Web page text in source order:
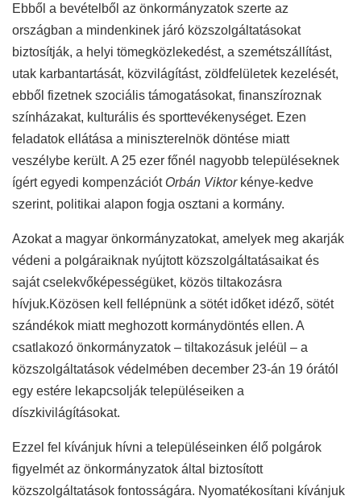
Ebből a bevételből az önkormányzatok szerte az
országban a mindenkinek járó közszolgáltatásokat
biztosítják, a helyi tömegközlekedést, a szemétszállítást,
utak karbantartását, közvilágítást, zöldfelületek kezelését,
ebből fizetnek szociális támogatásokat, finanszíroznak
színházakat, kulturális és sporttevékenységet. Ezen
feladatok ellátása a miniszterelnök döntése miatt
veszélybe került. A 25 ezer főnél nagyobb településeknek
ígért egyedi kompenzációt Orbán Viktor kénye-kedve
szerint, politikai alapon fogja osztani a kormány.
Azokat a magyar önkormányzatokat, amelyek meg akarják
védeni a polgáraiknak nyújtott közszolgáltatásaikat és
saját cselekvőképességüket, közös tiltakozásra
hívjuk.Közösen kell fellépnünk a sötét időket idéző, sötét
szándékok miatt meghozott kormánydöntés ellen. A
csatlakozó önkormányzatok – tiltakozásuk jeléül – a
közszolgáltatások védelmében december 23-án 19 órától
egy estére lekapcsolják településeiken a
díszkivilágításokat.
Ezzel fel kívánjuk hívni a településeinken élő polgárok
figyelmét az önkormányzatok által biztosított
közszolgáltatások fontosságára. Nyomatékosítani kívánjuk